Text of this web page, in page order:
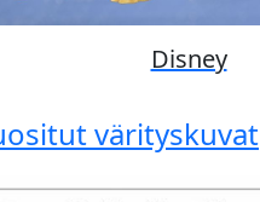
Disney
värityskuvat